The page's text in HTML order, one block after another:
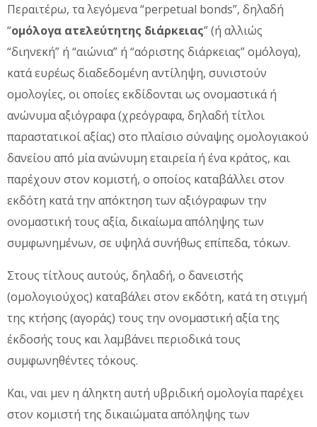
Περαιτέρω, τα λεγόμενα “perpetual bonds”, δηλαδή
“ομόλογα ατελεύτητης διάρκειας” (ή αλλιώς
“διηνεκή” ή “αιώνια” ή “αόριστης διάρκειας” ομόλογα),
κατά ευρέως διαδεδομένη αντίληψη, συνιστούν
ομολογίες, οι οποίες εκδίδονται ως ονομαστικά ή
ανώνυμα αξιόγραφα (χρεόγραφα, δηλαδή τίτλοι
παραστατικοί αξίας) στο πλαίσιο σύναψης ομολογιακού
δανείου από μία ανώνυμη εταιρεία ή ένα κράτος, και
παρέχουν στον κομιστή, ο οποίος καταβάλλει στον
εκδότη κατά την απόκτηση των αξιόγραφων την
ονομαστική τους αξία, δικαίωμα απόληψης των
συμφωνημένων, σε υψηλά συνήθως επίπεδα, τόκων.
Στους τίτλους αυτούς, δηλαδή, ο δανειστής
(ομολογιούχος) καταβάλει στον εκδότη, κατά τη στιγμή
της κτήσης (αγοράς) τους την ονομαστική αξία της
έκδοσής τους και λαμβάνει περιοδικά τους
συμφωνηθέντες τόκους.
Και, ναι μεν η άληκτη αυτή υβριδική ομολογία παρέχει
στον κομιστή της δικαιώματα απόληψης των